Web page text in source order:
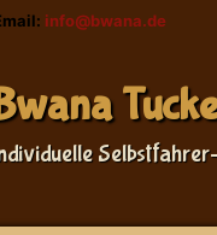
info@bwana.de